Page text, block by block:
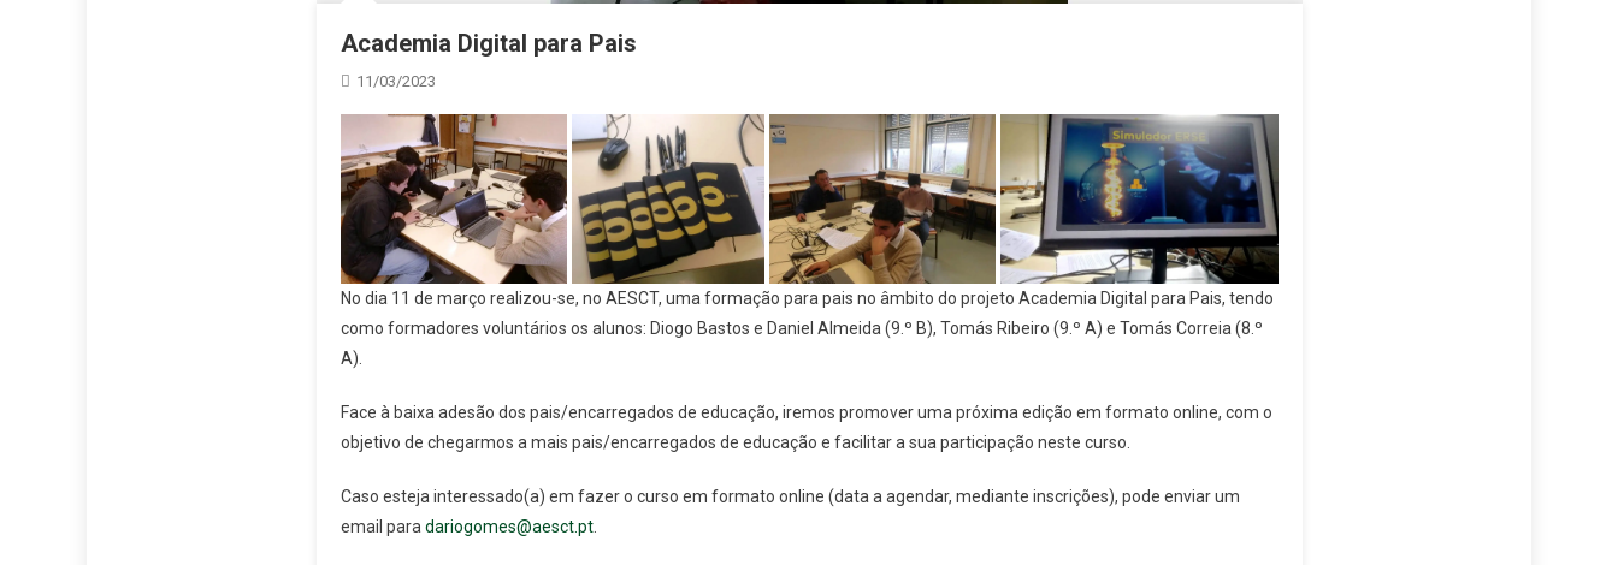
Academia Digital para Pais
11/03/2023
No dia 11 de março realizou-se, no AESCT, uma formação para pais no âmbito do projeto Academia Digital para Pais, tendo
como formadores voluntários os alunos: Diogo Bastos e Daniel Almeida (9.º B), Tomás Ribeiro (9.º A) e Tomás Correia (8.º
A).
Face à baixa adesão dos pais/encarregados de educação, iremos promover uma próxima edição em formato online, com o
objetivo de chegarmos a mais pais/encarregados de educação e facilitar a sua participação neste curso.
Caso esteja interessado(a) em fazer o curso em formato online (data a agendar, mediante inscrições), pode enviar um
email para dariogomes@aesct.pt.